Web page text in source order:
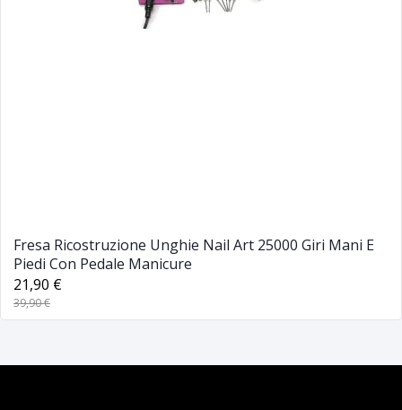
Fresa Ricostruzione Unghie Nail Art 25000 Giri Mani E
Piedi Con Pedale Manicure
21,90 €
39,90 €